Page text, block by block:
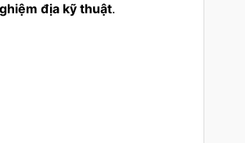
địa kỹ thuật.